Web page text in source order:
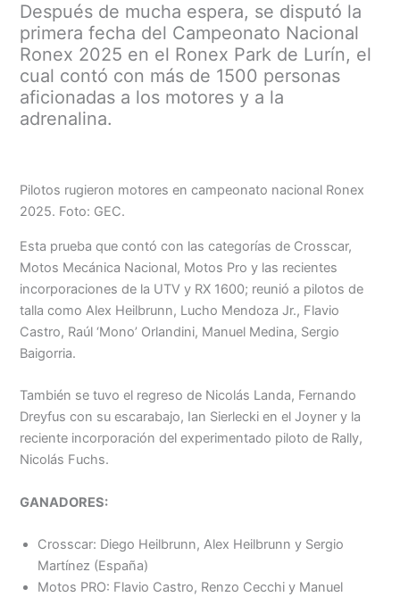
Menu
Después de mucha espera, se disputó la
primera fecha del Campeonato Nacional
Ronex 2025 en el Ronex Park de Lurín, el
cual contó con más de 1500 personas
aficionadas a los motores y a la
adrenalina.
Pilotos rugieron motores en campeonato nacional Ronex
2025. Foto: GEC.
Esta prueba que contó con las categorías de Crosscar,
Motos Mecánica Nacional, Motos Pro y las recientes
incorporaciones de la UTV y RX 1600; reunió a pilotos de
talla como Alex Heilbrunn, Lucho Mendoza Jr., Flavio
Castro, Raúl ‘Mono’ Orlandini, Manuel Medina, Sergio
Baigorria.
También se tuvo el regreso de Nicolás Landa, Fernando
Dreyfus con su escarabajo, Ian Sierlecki en el Joyner y la
reciente incorporación del experimentado piloto de Rally,
Nicolás Fuchs.
GANADORES:
Crosscar: Diego Heilbrunn, Alex Heilbrunn y Sergio
Martínez (España)
Motos PRO: Flavio Castro, Renzo Cecchi y Manuel